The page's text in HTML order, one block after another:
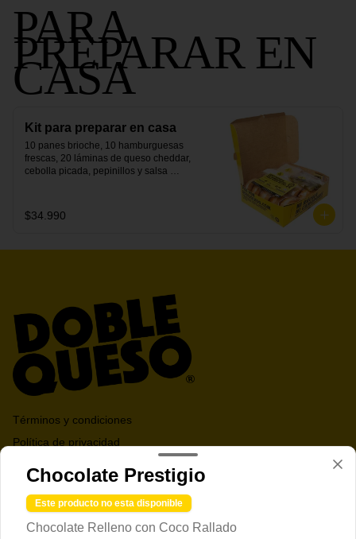
PARA
PREPARAR EN
CASA
Kit para preparar en casa
10 panes brioche, 10 hamburguesas
frescas, 20 láminas de queso cheddar,
cebolla picada, pepinillos y salsa
$34.990
Términos y condiciones
Política de privacidad
Redes sociales
Instagram
Chocolate Prestigio
Este producto no esta disponible
Chocolate Relleno con Coco Rallado